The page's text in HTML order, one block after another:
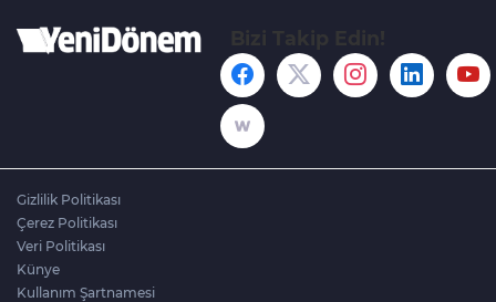
Gizlilik Politikası
Çerez Politikası
Veri Politikası
Künye
Kullanım Şartnamesi